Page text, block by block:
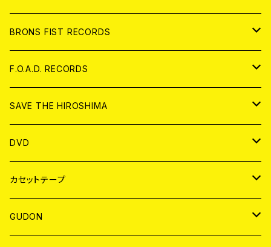
アパレル
ANALOG
BRONS FIST RECORDS
CD
ANALOG
F.O.A.D. RECORDS
CD
ANALOG
SAVE THE HIROSHIMA
アパレル
BADGE
DVD
JAPAN
WORLD
カセットテープ
JAPAN
GUDON